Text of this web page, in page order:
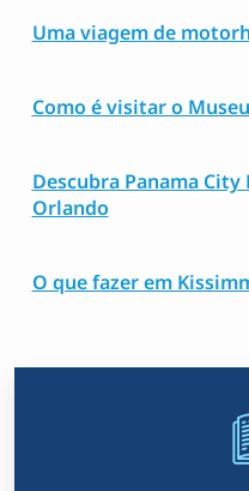
Uma viagem de
Como é visitar o
Descubra Panama City
Orlando
O que fazer em